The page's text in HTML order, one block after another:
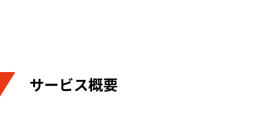
サービス概要